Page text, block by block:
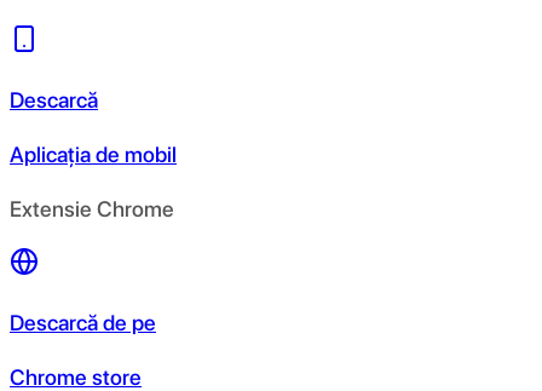
Descarcă
Aplicația de mobil
Extensie Chrome
Descarcă de pe
Chrome store